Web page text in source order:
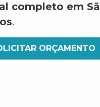
completo em
.
ORÇAMENTO